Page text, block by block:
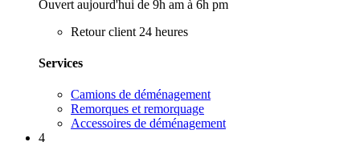
Ouvert aujourd'hui de 9h am à 6h pm
Retour client 24 heures
Services
Camions de déménagement
Remorques et remorquage
Accessoires de déménagement
4